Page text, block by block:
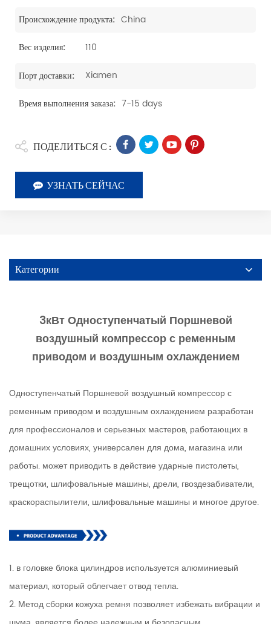
Происхождение продукта: China
Вес изделия: 110
Порт доставки: Xiamen
Время выполнения заказа: 7-15 days
ПОДЕЛИТЬСЯ С :
УЗНАТЬ СЕЙЧАС
Категории
3кВт Одноступенчатый Поршневой
воздушный компрессор с ременным
приводом и воздушным охлаждением
Одноступенчатый Поршневой воздушный компрессор с
ременным приводом и воздушным охлаждением разработан
для профессионалов и серьезных мастеров, работающих в
домашних условиях, универсален для дома, магазина или
работы. может приводить в действие ударные пистолеты,
трещотки, шлифовальные машины, дрели, гвоздезабиватели,
краскораспылители, шлифовальные машины и многое другое.
1. в головке блока цилиндров используется алюминиевый
материал, который облегчает отвод тепла.
2. Метод сборки кожуха ремня позволяет избежать вибрации и